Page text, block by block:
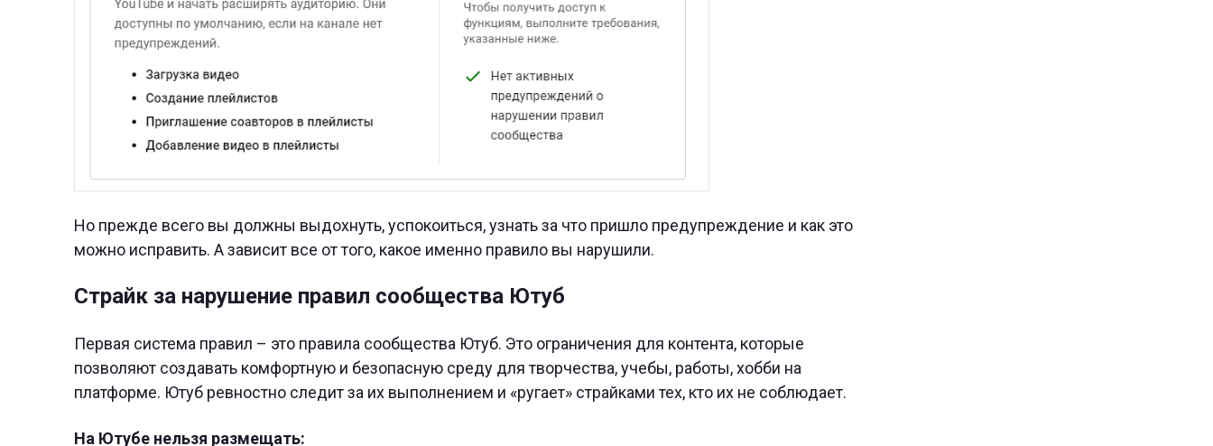
Но прежде всего вы должны выдохнуть, успокоиться, узнать за что пришло предупреждение и как это
можно исправить. А зависит все от того, какое именно правило вы нарушили.
Страйк за нарушение правил сообщества Ютуб
Первая система правил – это правила сообщества Ютуб. Это ограничения для контента, которые
позволяют создавать комфортную и безопасную среду для творчества, учебы, работы, хобби на
платформе. Ютуб ревностно следит за их выполнением и «ругает» страйками тех, кто их не соблюдает.
На Ютубе нельзя размещать: